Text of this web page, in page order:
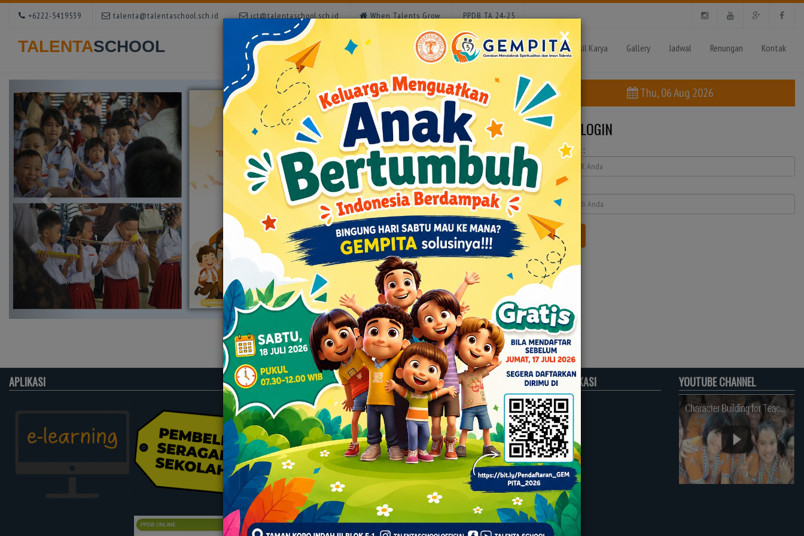
+6222-5419539 talenta@talentaschool.sch.id ict@talentaschool.sch.id When Talents Grow PPDB TA 24-25
TALENTASCHOOL Home Profile Surat Edaran Fasilitas Unit Prestasi Kegiatan Hasil Karya Gallery Jadwal Renungan Kontak
×
Previous Next Thu, 06 Aug 2026
FORM LOGIN
Nomor NIK :
Password :
APLIKASI ALAMAT
Taman Kopo Indah III F-1
Kec.Margaasih
Kel.Mekarrahayu
Kabupaten Bandung - Jawa Barat
UNIT
PG-TK
Sekolah Dasar
Sekolah Menengah Pertama
Sekolah Menengah Atas
FORM ALUMNI PETA LOKASI YOUTUBE CHANNEL